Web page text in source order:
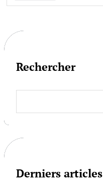
Rechercher
a
h
Derniers articles